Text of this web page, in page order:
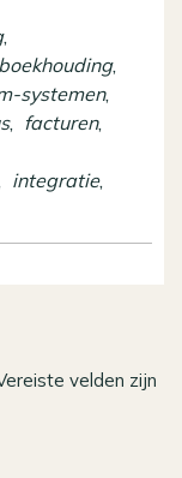
,
boekhouding,
systemen,
, facturen,
integratie,
velden zijn